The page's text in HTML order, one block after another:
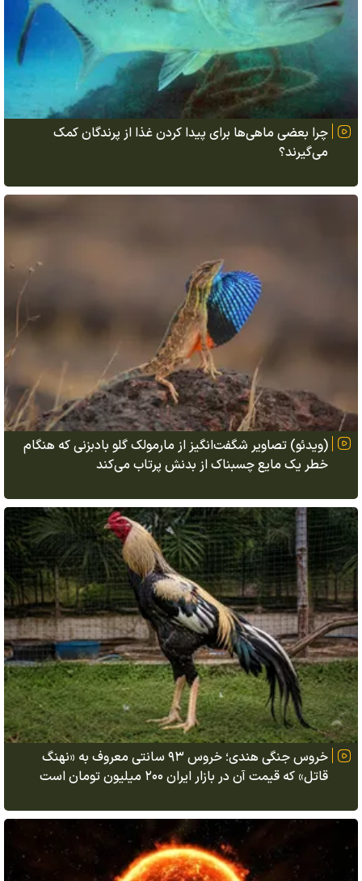
چرا بعضی ماهی‌ها برای پیدا کردن غذا از پرندگان کمک
می‌گیرند؟
(ویدئو) تصاویر شگفت‌انگیز از مارمولک گلو بادبزنی که هنگام
خطر یک مایع چسبناک از بدنش پرتاب می‌کند
خروس جنگی هندی؛ خروس ۹۳ سانتی معروف به «نهنگ
قاتل» که قیمت آن در بازار ایران ۲۰۰ میلیون تومان است